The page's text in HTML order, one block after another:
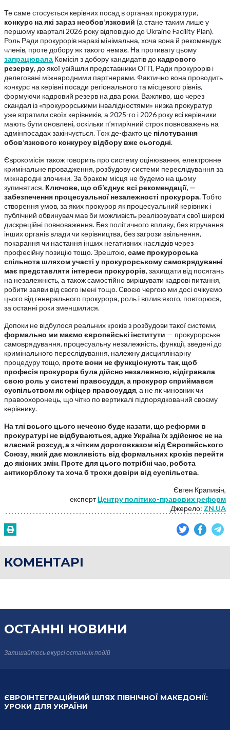
Те саме стосується керівних посад в органах прокуратури,
конкурс наякі зараз необов’язковий (а стане таким лише у
першому кварталі 2026 року відповідно до Ukraine Facility Plan).
Роль Ради прокурорів наразі мінімальна, хоча вона й рекомендує
членів, проте добору як такого немає. На противагу цьому
запрацювала Комісія з добору кандидатів до кадрового
резерву, до якої увійшли представники ОГП, Ради прокурорів і
делеговані міжнародними партнерами. Фактично вона проводить
конкурс на керівні посади регіонального та місцевого рівнів,
формуючи кадровий резерв на два роки. Важливо, що через
скандал із «прокурорськими інвалідностями» низка прокуратур
уже втратили своїх керівників, а 2025-го і 2026 року всі керівники
мають бути оновлені, оскільки п’ятирічний строк повноважень на
адмінпосадах закінчується. Тож де-факто це пілотування
обов’язкового конкурсу відбору вжесьогодні.
Єврокомісія також говорить про систему оцінювання, електронне
кримінальне провадження, розбудову системи переслідування за
міжнародні злочини. За браком місця не будемо на цьому
зупинятися. Ключове, що об’єднує всі рекомендації, —
забезпечення процесуальної незалежності прокурора.Тобто
створення умов, за яких прокурор як процесуальний керівник і
публічний обвинувач мав би можливість реалізовувати свої широкі
дискреційні повноваження. Без політичного впливу, без втручання
інших органів влади чи керівництва, без загрози звільнення,
покарання чи настання інших негативних наслідків через
професійну позицію тощо. Зрештою, саме прокурорська
спільнота шляхомучасті у прокурорськомусамоврядуванні
має представляти інтереси прокурорів, захищати від посягань
на незалежність, а також самостійно вирішувати кадрові питання,
робити заяви від свого імені тощо. Своєю чергою ми досі очікуємо
цього від генерального прокурора, роль і вплив якого, повторюся,
за останні роки зменшилися.
Допоки не відбулося реальних кроків з розбудови такої системи,
формально ми маємо європейські інститути — прокурорське
самоврядування, процесуальну незалежність, функції, зведені до
кримінального переслідування, належну дисциплінарну
процедуру тощо, проте вони нефункціонують так, щоб
професія прокурорабуладійсно незалежною, відігравала
свою роль усистемі правосуддя,а прокурор сприймався
суспільствомякофіцер правосуддя, а не як чиновник чи
правоохоронець, що чітко по вертикалі підпорядкований своєму
керівнику.
Натлі всього цього нечесно буде казати, що реформи в
прокуратурі не відбуваються,аджеУкраїнаїхздійснює не на
власний розсуд,азчіткимдороговказом відЄвропейського
Союзу,який дає можливість відформальних кроків перейти
до якіснихзмін. Протедля цього потрібні час, робота
антикорблокутахочаб трохи довіри відсуспільства.
Євген Крапивін,
експертЦентру політико-правових реформ
Джерело: ZN.UA
КОМЕНТАРІ
ОСТАННІ НОВИНИ
Залишайтесь в курсіостанніх подій
ЄВРОІНТЕГРАЦІЙНИЙ ШЛЯХ ПІВНІЧНОЇ МАКЕДОНІЇ:
УРОКИ ДЛЯ УКРАЇНИ